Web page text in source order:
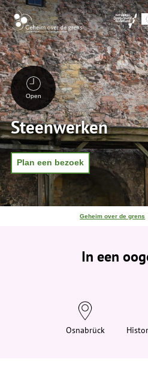
Open
Steenwerken
Plan een bezoek
J
v
e
h
e
Geheim over de grens
In een
Osnabrück